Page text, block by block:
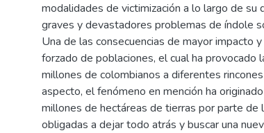
modalidades de victimización a lo largo de su
graves y devastadores problemas de índole
Una de las consecuencias de mayor impacto
forzado de poblaciones, el cual ha provocado
millones de colombianos a diferentes
aspecto, el fenómeno en mención ha
millones de hectáreas de tierras por parte de
obligadas a dejar todo atrás y buscar una